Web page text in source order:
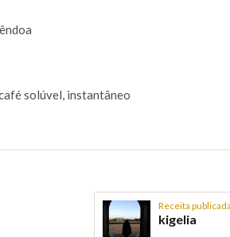
solúvel, instantâneo
Receita
kigelia